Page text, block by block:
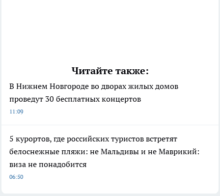
Читайте также:
В Нижнем Новгороде во дворах жилых домов
проведут 30 бесплатных концертов
11:09
5 курортов, где российских туристов встретят
белоснежные пляжи: не Мальдивы и не Маврикий:
виза не понадобится
06:50